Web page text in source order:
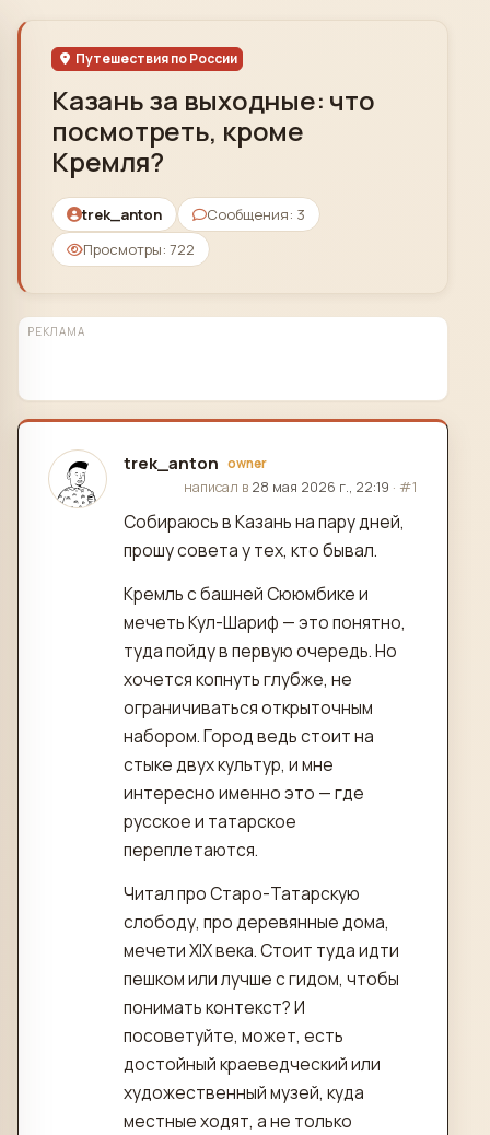
Путешествия по России
Казань за выходные: что
посмотреть, кроме
Кремля?
trek_anton
Сообщения: 3
Просмотры: 722
РЕКЛАМА
trek_anton owner
отредактировано
написал в 28 мая 2026 г., 22:19 · #1
Собираюсь в Казань на пару дней,
прошу совета у тех, кто бывал.
Кремль с башней Сююмбике и
мечеть Кул-Шариф — это понятно,
туда пойду в первую очередь. Но
хочется копнуть глубже, не
ограничиваться открыточным
набором. Город ведь стоит на
стыке двух культур, и мне
интересно именно это — где
русское и татарское
переплетаются.
Читал про Старо-Татарскую
слободу, про деревянные дома,
мечети XIX века. Стоит туда идти
пешком или лучше с гидом, чтобы
понимать контекст? И
посоветуйте, может, есть
достойный краеведческий или
художественный музей, куда
местные ходят, а не только